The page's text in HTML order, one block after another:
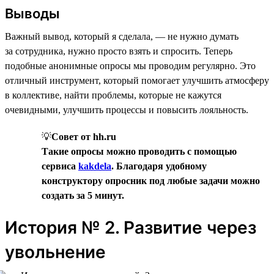
Выводы
Важный вывод, который я сделала, — не нужно думать
за сотрудника, нужно просто взять и спросить. Теперь
подобные анонимные опросы мы проводим регулярно. Это
отличный инструмент, который помогает улучшить атмосферу
в коллективе, найти проблемы, которые не кажутся
очевидными, улучшить процессы и повысить лояльность.
💡Совет от hh.ru
Такие опросы можно проводить с помощью
сервиса kakdela. Благодаря удобному
конструктору опросник под любые задачи можно
создать за 5 минут.
История № 2. Развитие через
увольнение